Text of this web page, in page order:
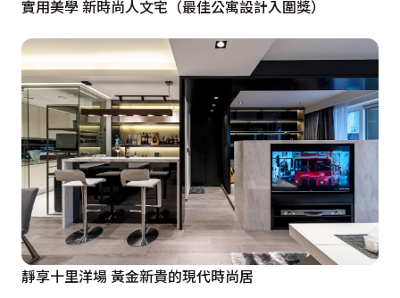
實用美學 新時尚人文宅（最佳公寓設計入圍獎）
靜享十里洋場 黃金新貴的現代時尚居